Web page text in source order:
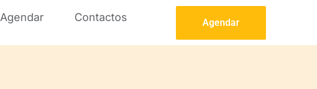
Agendar Contactos Agendar